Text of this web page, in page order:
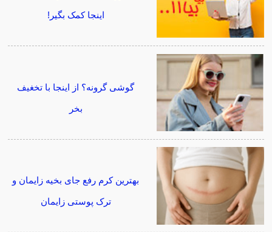
اینجا کمک بگیر!
گوشی گرونه؟ از اینجا با تخغیف
بخر
بهترین کرم رفع جای بخیه زایمان و
ترک پوستی زایمان